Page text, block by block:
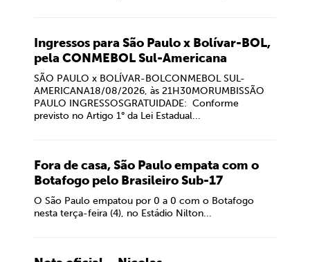
Ingressos para São Paulo x Bolívar-BOL,
pela CONMEBOL Sul-Americana
SÃO PAULO x BOLÍVAR-BOLCONMEBOL SUL-
AMERICANA18/08/2026, às 21H30MORUMBISSÃO
PAULO INGRESSOSGRATUIDADE: Conforme
previsto no Artigo 1° da Lei Estadual...
Fora de casa, São Paulo empata com o
Botafogo pelo Brasileiro Sub-17
O São Paulo empatou por 0 a 0 com o Botafogo
nesta terça-feira (4), no Estádio Nilton...